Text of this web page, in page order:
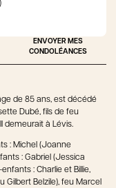
ENVOYER MES
CONDOLÉANCES
de 85 ans, est décédé
Dubé, fils de feu
demeurait à Lévis.
: Michel (Joanne
: Gabriel (Jessica
: Charlie et Billie,
Belzile), feu Marcel